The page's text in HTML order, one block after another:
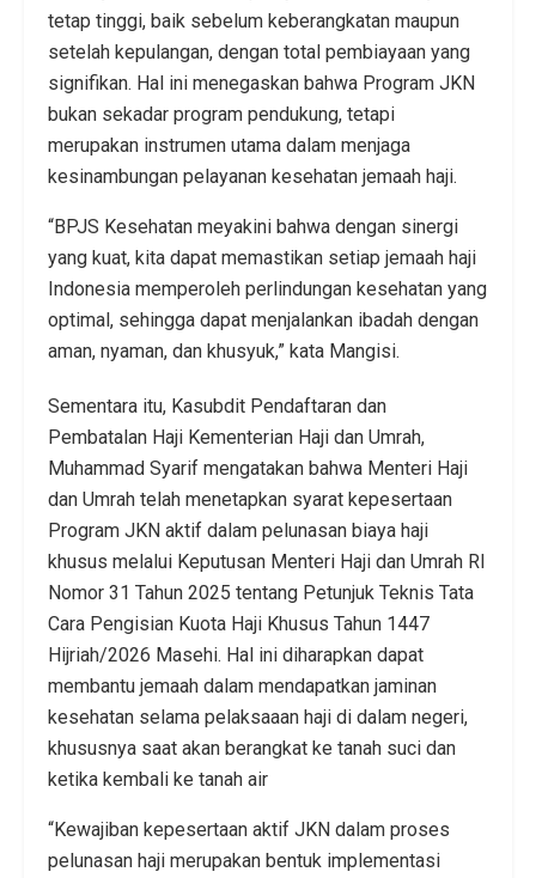
tetap tinggi, baik sebelum keberangkatan maupun
setelah kepulangan, dengan total pembiayaan yang
signifikan. Hal ini menegaskan bahwa Program JKN
bukan sekadar program pendukung, tetapi
merupakan instrumen utama dalam menjaga
kesinambungan pelayanan kesehatan jemaah haji.
“BPJS Kesehatan meyakini bahwa dengan sinergi
yang kuat, kita dapat memastikan setiap jemaah haji
Indonesia memperoleh perlindungan kesehatan yang
optimal, sehingga dapat menjalankan ibadah dengan
aman, nyaman, dan khusyuk,” kata Mangisi.
Sementara itu, Kasubdit Pendaftaran dan
Pembatalan Haji Kementerian Haji dan Umrah,
Muhammad Syarif mengatakan bahwa Menteri Haji
dan Umrah telah menetapkan syarat kepesertaan
Program JKN aktif dalam pelunasan biaya haji
khusus melalui Keputusan Menteri Haji dan Umrah RI
Nomor 31 Tahun 2025 tentang Petunjuk Teknis Tata
Cara Pengisian Kuota Haji Khusus Tahun 1447
Hijriah/2026 Masehi. Hal ini diharapkan dapat
membantu jemaah dalam mendapatkan jaminan
kesehatan selama pelaksaaan haji di dalam negeri,
khususnya saat akan berangkat ke tanah suci dan
ketika kembali ke tanah air
“Kewajiban kepesertaan aktif JKN dalam proses
pelunasan haji merupakan bentuk implementasi